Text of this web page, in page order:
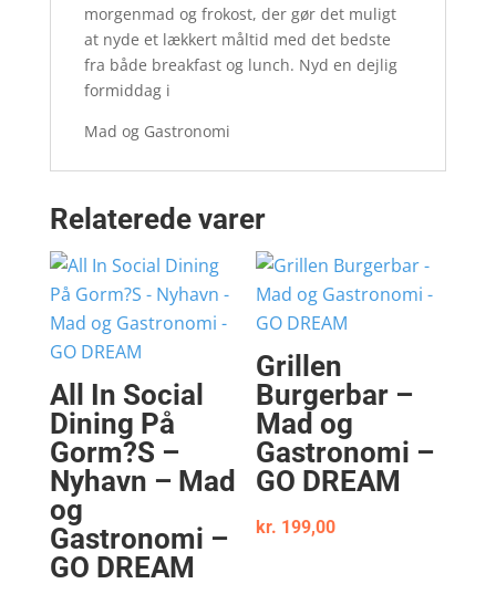
morgenmad og frokost, der gør det muligt
at nyde et lækkert måltid med det bedste
fra både breakfast og lunch. Nyd en dejlig
formiddag i
Mad og Gastronomi
Relaterede varer
All In Social
Dining På
Gorm?S –
Nyhavn – Mad
og
Gastronomi –
GO DREAM
Grillen
Burgerbar –
Mad og
Gastronomi –
GO DREAM
kr. 199,00